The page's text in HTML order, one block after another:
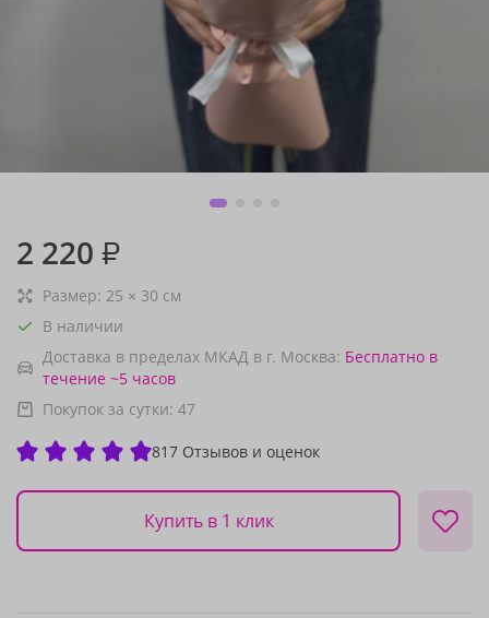
2 220 ₽
Размер: 25 × 30 см
В наличии
Доставка в пределах МКАД в г. Москва: Бесплатно в
течение ~5 часов
Покупок за сутки: 47
817 Отзывов и оценок
Купить в 1 клик